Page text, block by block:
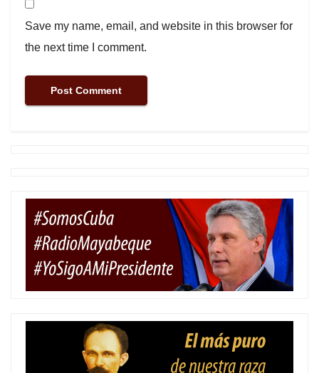
Save my name, email, and website in this browser for
the next time I comment.